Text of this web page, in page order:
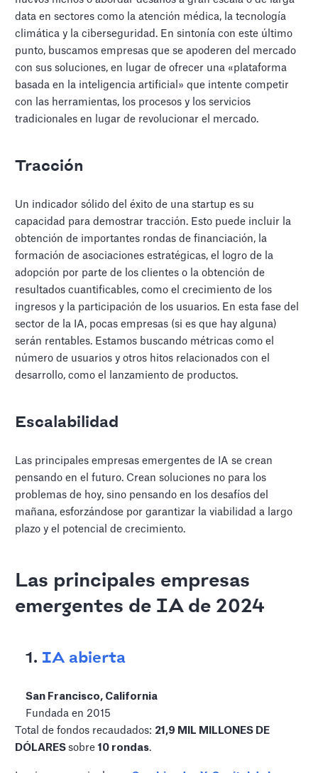
data en sectores como la atención médica, la tecnología
climática y la ciberseguridad. En sintonía con este último
punto, buscamos empresas que se apoderen del mercado
con sus soluciones, en lugar de ofrecer una «plataforma
basada en la inteligencia artificial» que intente competir
con las herramientas, los procesos y los servicios
tradicionales en lugar de revolucionar el mercado.
Tracción
Un indicador sólido del éxito de una startup es su
capacidad para demostrar tracción. Esto puede incluir la
obtención de importantes rondas de financiación, la
formación de asociaciones estratégicas, el logro de la
adopción por parte de los clientes o la obtención de
resultados cuantificables, como el crecimiento de los
ingresos y la participación de los usuarios. En esta fase del
sector de la IA, pocas empresas (si es que hay alguna)
serán rentables. Estamos buscando métricas como el
número de usuarios y otros hitos relacionados con el
desarrollo, como el lanzamiento de productos.
Escalabilidad
Las principales empresas emergentes de IA se crean
pensando en el futuro. Crean soluciones no para los
problemas de hoy, sino pensando en los desafíos del
mañana, esforzándose por garantizar la viabilidad a largo
plazo y el potencial de crecimiento.
Las principales empresas
emergentes de IA de 2024
1. IA abierta
San Francisco, California
Fundada en 2015
Total de fondos recaudados: 21,9 MIL MILLONES DE
DÓLARESsobre10 rondas.